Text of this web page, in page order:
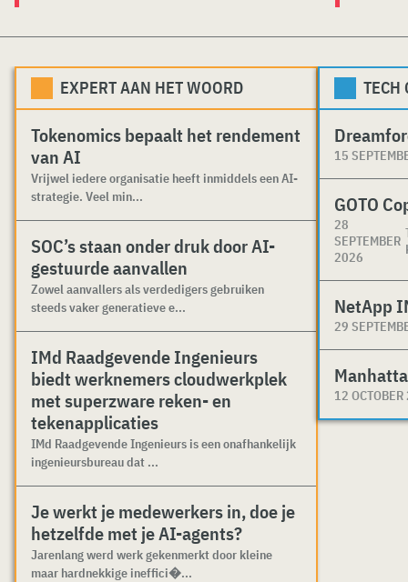
EXPERT AAN HET WOORD
Tokenomics bepaalt het rendement
van AI
Vrijwel iedere organisatie heeft inmiddels een AI-
strategie. Veel min...
SOC’s staan onder druk door AI-
gestuurde aanvallen
Zowel aanvallers als verdedigers gebruiken
steeds vaker generatieve e...
IMd Raadgevende Ingenieurs
biedt werknemers cloudwerkplek
met superzware reken- en
tekenapplicaties
IMd Raadgevende Ingenieurs is een onafhankelijk
ingenieursbureau dat ...
Je werkt je medewerkers in, doe je
hetzelfde met je AI-agents?
Jarenlang werd werk gekenmerkt door kleine
maar hardnekkige ineffici�...
TECH
15
GOTO
28
SEPTEMBER
2026
NetApp
29
12